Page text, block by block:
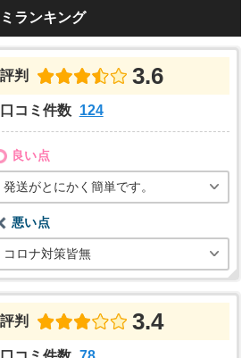
ランキング
評判 3.6
口コミ件数 124
良い点
発送がとにかく簡単です。
悪い点
コロナ対策皆無
評判 3.4